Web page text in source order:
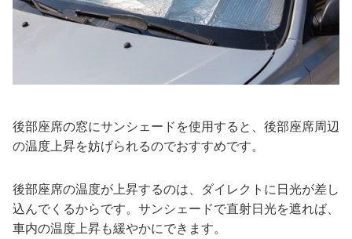
後部座席の窓にサンシェードを使用すると、後部座席周辺
の温度上昇を妨げられるのでおすすめです。
後部座席の温度が上昇するのは、ダイレクトに日光が差し
込んでくるからです。サンシェードで直射日光を遮れば、
車内の温度上昇も緩やかにできます。